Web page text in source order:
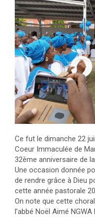
Ce fut le dimanche 22
Coeur Immaculée de
32ème anniversaire de
Une occasion donnée
de rendre grâce à Dieu
cette année pastorale
On note que cette
l’abbé Noël Aimé